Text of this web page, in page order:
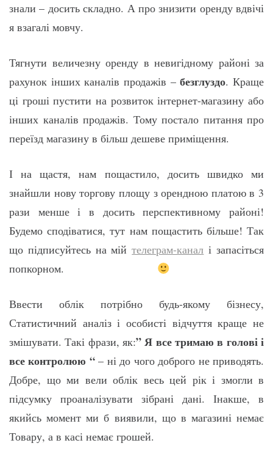
знали – досить складно. А про знизити оренду вдвічі
я взагалі мовчу.
Тягнути величезну оренду в невигідному районі за
рахунок інших каналів продажів –безглуздо. Краще
ці гроші пустити на розвиток інтернет-магазину або
інших каналів продажів. Тому постало питання про
переїзд магазину в більш дешеве приміщення.
І на щастя, нам пощастило, досить швидко ми
знайшли нову торгову площу з орендною платою в 3
рази менше і в досить перспективному районі!
Будемо сподіватися, тут нам пощастить більше! Так
що підписуйтесь на мійтелеграм-канал і запасіться
попкорном.
Ввести облік потрібно будь-якому бізнесу,
Статистичний аналіз і особисті відчуття краще не
змішувати. Такі фрази, як:” Я все тримаю в голові і
все контролюю “– ні до чого доброго не приводять.
Добре, що ми вели облік весь цей рік і змогли в
підсумку проаналізувати зібрані дані. Інакше, в
якийсь момент ми б виявили, що в магазині немає
Товару, а в касі немає грошей.